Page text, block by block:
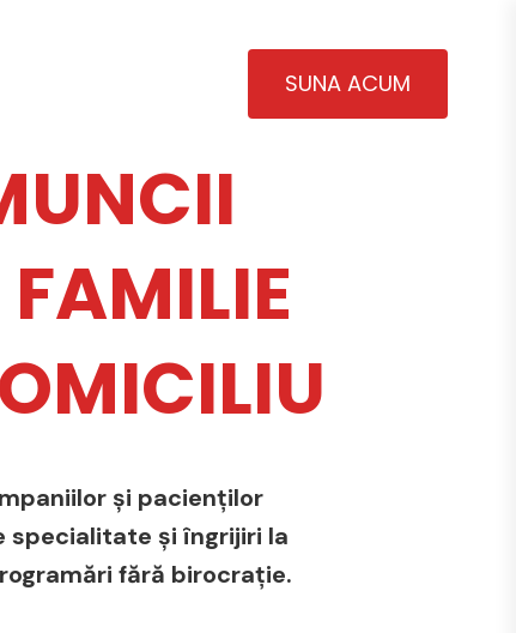
SUNA ACUM
și pacienților
specialitate și îngrijiri la
fără birocrație.